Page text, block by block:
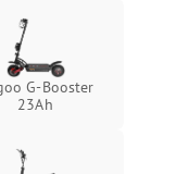
G-Booster
23Ah